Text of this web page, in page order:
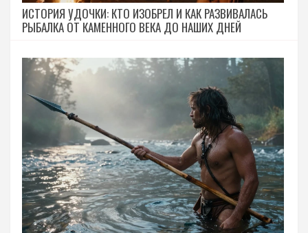
ИСТОРИЯ УДОЧКИ: КТО ИЗОБРЕЛ И КАК РАЗВИВАЛАСЬ
РЫБАЛКА ОТ КАМЕННОГО ВЕКА ДО НАШИХ ДНЕЙ